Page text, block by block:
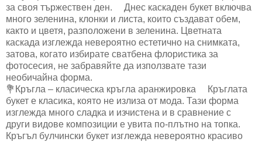
за своя тържествен ден. ⠀ Днес каскаден букет включва
много зеленина, клонки и листа, които създават обем,
както и цветя, разположени в зеленина. Цветната
каскада изглежда невероятно естетично на снимката,
затова, когато избирате сватбена флористика за
фотосесия, не забравяйте да използвате тази
необичайна форма. ⠀
💐Кръгла – класическа кръгла аранжировка ⠀ Кръглата
букет е класика, която не излиза от мода. Тази форма
изглежда много сладка и изчистена и в сравнение с
други видове композиции е увита по-плътно на топка. ⠀
Кръгъл булчински букет изглежда невероятно красиво